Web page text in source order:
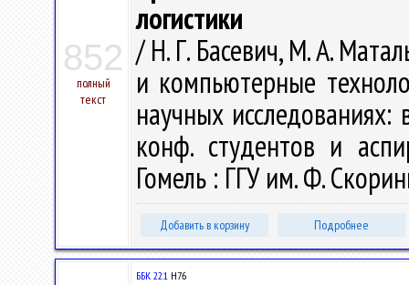
852
полный
текст
логистики
/ Н. Г. Басевич, М. А.
и компьютерные
научных
конф. студентов и
Гомель : ГГУ им. Ф.
Добавить в корзину Подробнее
ББК 22.1 H76